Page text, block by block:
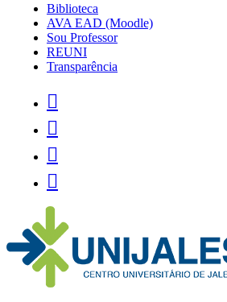
Biblioteca
AVA EAD (Moodle)
Sou Professor
REUNI
Transparência



